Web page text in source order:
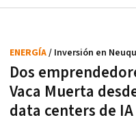
Dos
Vaca Muerta
data centers de IA
ENERGÍA/ Inversión en